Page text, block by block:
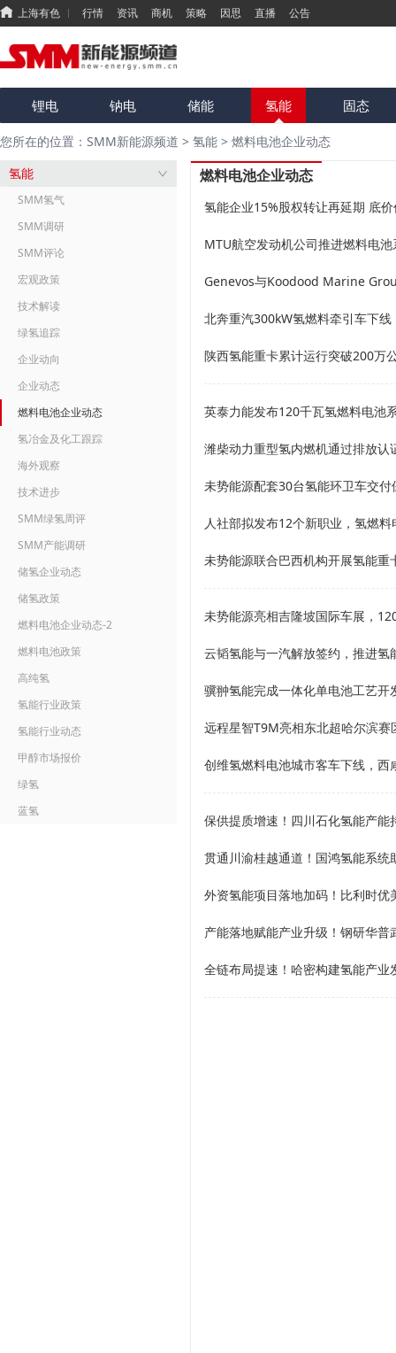
上海有色 行情 资讯 商机 策略 因思 直播 公告
锂电 钠电 储能 氢能 固态
您所在的位置：SMM新能源频道 > 氢能 > 燃料电池企业动态
氢能
SMM氢气
SMM调研
SMM评论
宏观政策
技术解读
绿氢追踪
企业动向
企业动态
燃料电池企业动态
氢冶金及化工跟踪
海外观察
技术进步
SMM绿氢周评
SMM产能调研
储氢企业动态
储氢政策
燃料电池企业动态-2
燃料电池政策
高纯氢
氢能行业政策
氢能行业动态
甲醇市场报价
绿氢
蓝氢
燃料电池企业动态
氢能企业15%股权转让再延期 底
MTU航空发动机公司推进燃料电
北奔重汽300kW氢燃料牵引车下
陕西氢能重卡累计运行突破200万
英泰力能发布120千瓦氢燃料电池
潍柴动力重型氢内燃机通过排放
未势能源配套30台氢能环卫车交
未势能源联合巴西机构开展氢能重
未势能源亮相吉隆坡国际车展，
云韬氢能与一汽解放签约，推进氢
骥翀氢能完成一体化单电池工艺
远程星智T9M亮相东北超哈尔滨
创维氢燃料电池城市客车下线，西
保供提质增速！四川石化氢能产
产能落地赋能产业升级！钢研华
全链布局提速！哈密构建氢能产